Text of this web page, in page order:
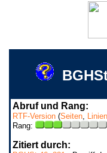
Abruf und Rang:
RTF-Version (Seiten, Linien
Rang:
Zitiert durch: